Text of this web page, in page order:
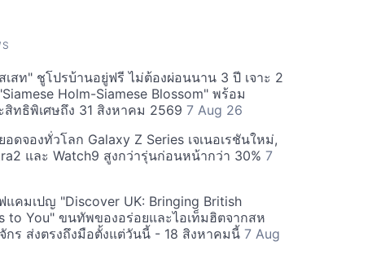
เสท" ชูโปรบ้านอยู่ฟรี ไม่ต้องผ่อนนาน 3 ปี เจาะ 2
Holm-Siamese Blossom" พร้อม
สิทธิพิเศษถึง 31 สิงหาคม 2569 7 Aug 26
อดจองทั่วโลก Galaxy Z Series เจเนอเรชันใหม่,
และ Watch9 สูงกว่ารุ่นก่อนหน้ากว่า 30% 7
แคมเปญ "Discover UK: Bringing British
to You" ขนทัพของอร่อยและไอเท็มฮิตจากสห
กร ส่งตรงถึงมือตั้งแต่วันนี้ - 18 สิงหาคมนี้ 7 Aug